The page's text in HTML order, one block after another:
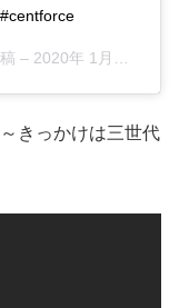
– 2020年 1月月16日午前1時55分PST
きっかけは三世代